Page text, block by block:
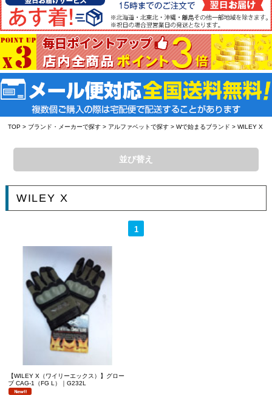
TOP > ブランド・メーカーで探す > アルファベットで探す >Wで始まるブランド > WILEY X
並び替え
WILEY X
1
【WILEY X（ワイリーエックス）】グロー
ブ CAG-1（FG L）｜G232L